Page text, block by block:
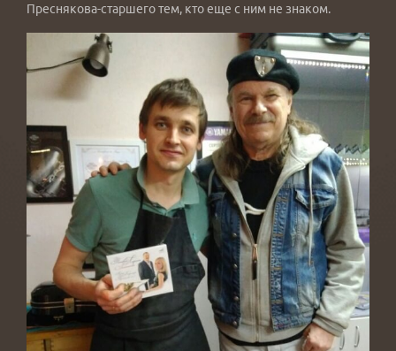
Преснякова-старшего тем, кто еще с ним не знаком.